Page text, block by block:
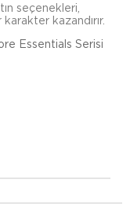
seçenekleri,
kazandırır.
Essentials Serisi